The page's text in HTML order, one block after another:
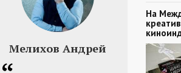
Мелихов Андрей
На